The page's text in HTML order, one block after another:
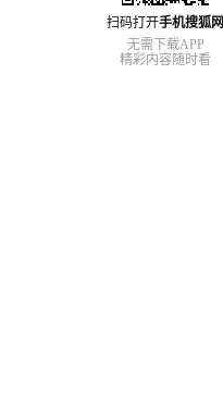
扫码打开手机搜狐网
无需下载APP
精彩内容随时看